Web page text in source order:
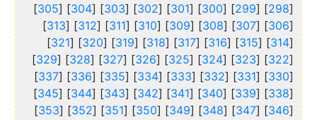
[
298
] [
299
] [
300
] [
301
] [
302
] [
303
] [
304
] [
305
]
[
306
] [
307
] [
308
] [
309
] [
310
] [
311
] [
312
] [
313
]
[
314
] [
315
] [
316
] [
317
] [
318
] [
319
] [
320
] [
321
]
[
322
] [
323
] [
324
] [
325
] [
326
] [
327
] [
328
] [
329
]
[
330
] [
331
] [
332
] [
333
] [
334
] [
335
] [
336
] [
337
]
[
338
] [
339
] [
340
] [
341
] [
342
] [
343
] [
344
] [
345
]
[
346
] [
347
] [
348
] [
349
] [
350
] [
351
] [
352
] [
353
]